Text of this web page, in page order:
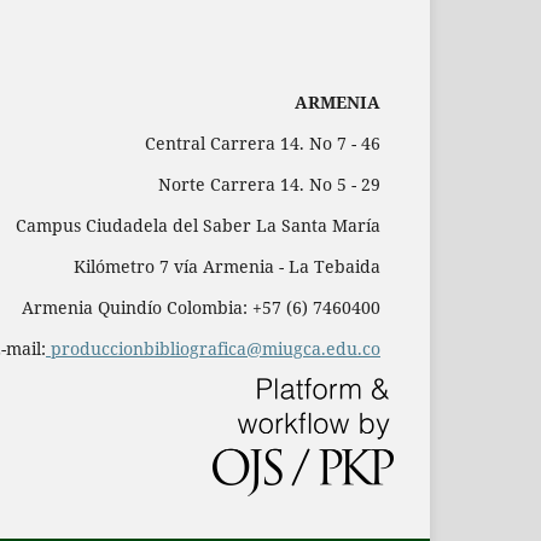
ARMENIA
Central Carrera 14. No 7 - 46
Norte Carrera 14. No 5 - 29
Campus Ciudadela del Saber La Santa María
Kilómetro 7 vía Armenia - La Tebaida
Armenia Quindío Colombia: +57 (6) 7460400
mail: produccionbibliografica@miugca.edu.co